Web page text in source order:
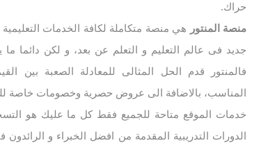
حراك.
منصة المنتور هي منصة متكاملة لكافة الخدمات
جديد فى عالم التعليم و التعلم عن بعد، و لكن دائما
فالمنتور قدم الحل المثالى للمعادلة الصعبة بين
المناسب، بالاضافة الى عروض حصرية وخصومات خاصة
خدمات الموقع متاحة للجميع فقط كل ما عليك هو
الدورات التدريبية المقدمة من افضل الخبراء و